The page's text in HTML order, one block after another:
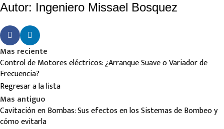
Autor: Ingeniero Missael Bosquez
Mas reciente
Control de Motores eléctricos: ¿Arranque Suave o Variador de
Frecuencia?
Regresar a la lista
Mas antiguo
Cavitación en Bombas: Sus efectos en los Sistemas de Bombeo y
cómo evitarla